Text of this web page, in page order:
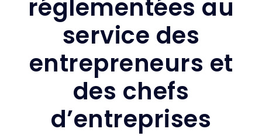
réglementées au
service des
entrepreneurs et
des chefs
d’entreprises